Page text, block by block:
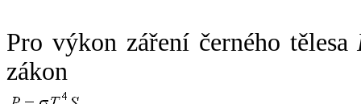
Pro výkon záření černého tělesa
zákon